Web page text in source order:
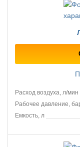
Расход воздуха, л/мин
Рабочее давление,
Емкость, л